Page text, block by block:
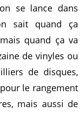
se lance dans
sait quand ça
quand ça va
de vinyles ou
de disques,
le rangement
mais aussi de